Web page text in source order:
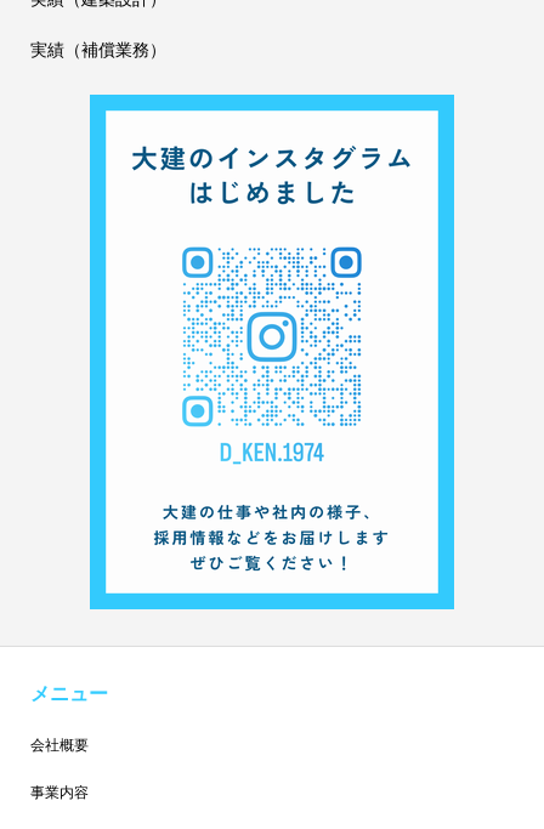
実績（補償業務）
メニュー
会社概要
事業内容